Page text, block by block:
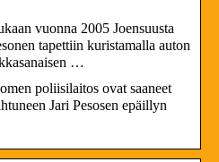
vuonna 2005 Joensuusta
tapettiin kuristamalla auton
…
poliisilaitos ovat saaneet
Jari Pesosen epäillyn